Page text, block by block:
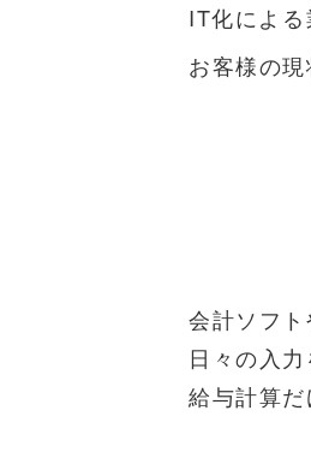
IT化によ
お客様の
会計ソフ
日々の入
給与計算